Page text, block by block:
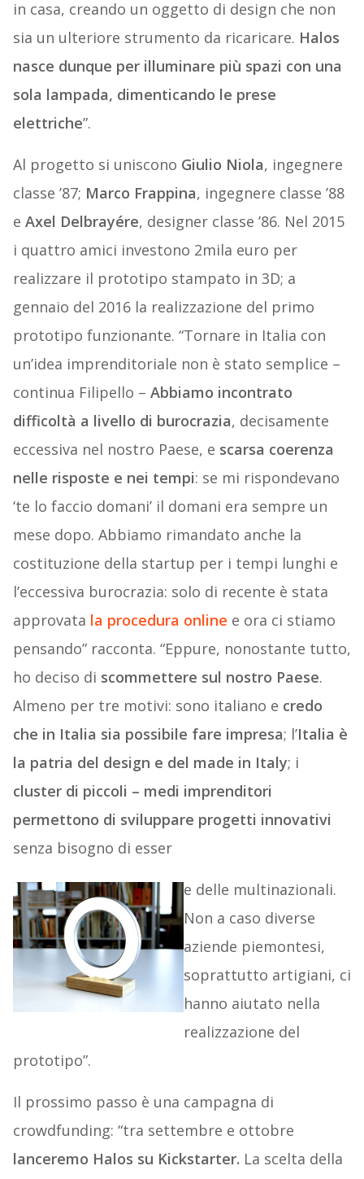
in casa, creando un oggetto di design che non
sia un ulteriore strumento da ricaricare. Halos
nasce dunque per illuminare più spazi con una
sola lampada, dimenticando le prese
elettriche”.
Al progetto si uniscono Giulio Niola, ingegnere
classe ’87; Marco Frappina, ingegnere classe ’88
e Axel Delbrayére, designer classe ’86. Nel 2015
i quattro amici investono 2mila euro per
realizzare il prototipo stampato in 3D; a
gennaio del 2016 la realizzazione del primo
prototipo funzionante. “Tornare in Italia con
un’idea imprenditoriale non è stato semplice –
continua Filipello – Abbiamo incontrato
difficoltà a livello di burocrazia, decisamente
eccessiva nel nostro Paese, e scarsa coerenza
nelle risposte e nei tempi: se mi rispondevano
‘te lo faccio domani’ il domani era sempre un
mese dopo. Abbiamo rimandato anche la
costituzione della startup per i tempi lunghi e
l’eccessiva burocrazia: solo di recente è stata
approvata la procedura online e ora ci stiamo
pensando” racconta. “Eppure, nonostante tutto,
ho deciso di scommettere sul nostro Paese.
Almeno per tre motivi: sono italiano e credo
che in Italia sia possibile fare impresa; l’Italia è
la patria del design e del made in Italy; i
cluster di piccoli – medi imprenditori
permettono di sviluppare progetti innovativi
senza bisogno di esser
e delle multinazionali.
Non a caso diverse
aziende piemontesi,
soprattutto artigiani, ci
hanno aiutato nella
realizzazione del
prototipo”.
Il prossimo passo è una campagna di
crowdfunding: “tra settembre e ottobre
lanceremo Halos su Kickstarter. La scelta della